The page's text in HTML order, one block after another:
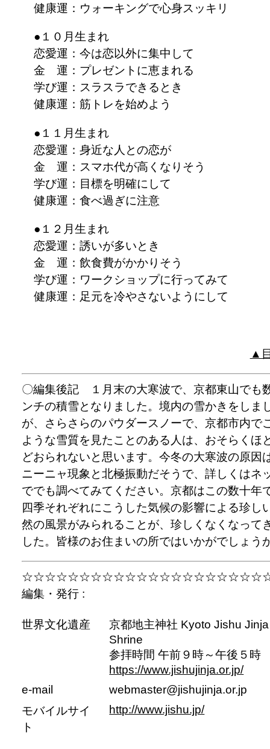
健康運：ウォーキングで心身スッキリ
●１０月生まれ
恋愛運：今は恋以外に集中して
金 運：プレゼントに恵まれる
学び運：スラスラできるとき
健康運：筋トレを始めよう
●１１月生まれ
恋愛運：身近な人との恋が
金 運：スマホ代が高くなりそう
学び運：目標を明確にして
健康運：食べ過ぎに注意
●１２月生まれ
恋愛運：誘いが多いとき
金 運：飲食費がかかりそう
学び運：ワークショップに行ってみて
健康運：足元を冷やさないようにして
▲
〇編集後記 １月末の大寒波で、京都東山でも
ンチの積雪となりました。境内の雪かきをしま
が、さらさらのパウダースノーで、京都市内で
ような雪質を見たことのある人は、おそらくほ
どおられないと思います。今冬の大寒波の原因
ニーニャ現象と北極振動だそうで、詳しくはネ
ででも調べてみてください。京都はこの数十年
四季それぞれにこうした気候の影響による珍し
然の風景がみられることが、珍しくなくなって
した。皆様のお住まいの所ではいかがでしょう
編集・発行 :
世界文化遺産
京都地主神社 Kyoto Jishu Jinja
Shrine
参拝時間 午前９時～午後５時
https://www.jishujinja.or.jp/
e-mail
webmaster@jishujinja.or.jp
モバイルサイ
ト
http://www.jishu.jp/